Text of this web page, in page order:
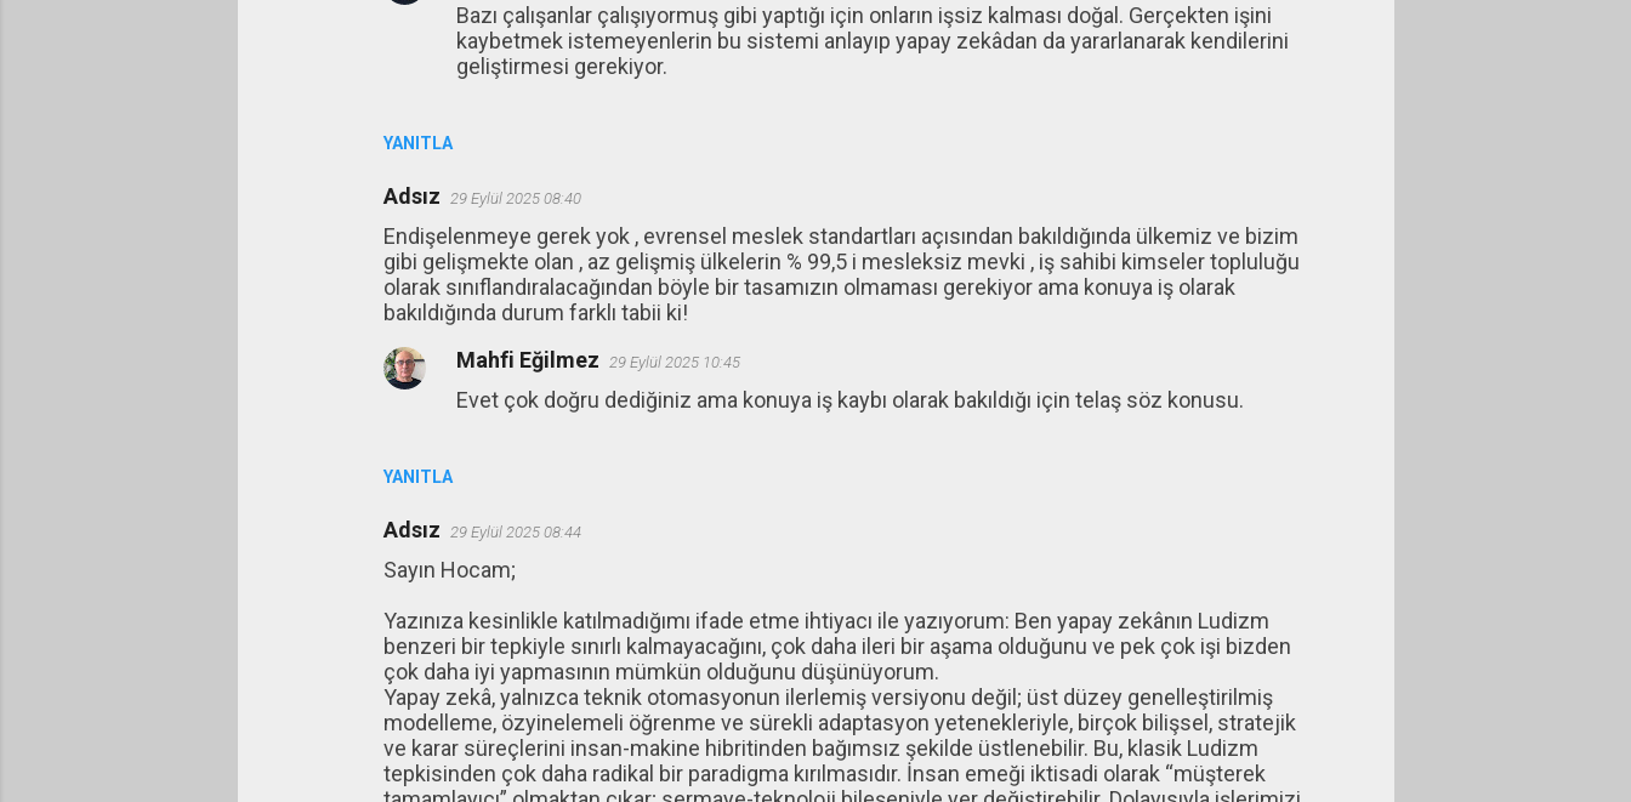
YANITLA
Bazı çalışanlar çalışıyormuş gibi yaptığı için onların işsiz kalması doğal. Gerçekten işini
kaybetmek istemeyenlerin bu sistemi anlayıp yapay zekâdan da yararlanarak kendilerini
geliştirmesi gerekiyor.
Adsız 29 Eylül 2025 08:40
Endişelenmeye gerek yok , evrensel meslek standartları açısından bakıldığında ülkemiz ve bizim
gibi gelişmekte olan , az gelişmiş ülkelerin % 99,5 i mesleksiz mevki , iş sahibi kimseler topluluğu
olarak sınıflandıralacağından böyle bir tasamızın olmaması gerekiyor ama konuya iş olarak
bakıldığında durum farklı tabii ki!
YANITLA
Mahfi Eğilmez 29 Eylül 2025 10:45
Evet çok doğru dediğiniz ama konuya iş kaybı olarak bakıldığı için telaş söz konusu.
Adsız 29 Eylül 2025 08:44
Sayın Hocam;
Yazınıza kesinlikle katılmadığımı ifade etme ihtiyacı ile yazıyorum: Ben yapay zekânın Ludizm
benzeri bir tepkiyle sınırlı kalmayacağını, çok daha ileri bir aşama olduğunu ve pek çok işi bizden
çok daha iyi yapmasının mümkün olduğunu düşünüyorum.
Yapay zekâ, yalnızca teknik otomasyonun ilerlemiş versiyonu değil; üst düzey genelleştirilmiş
modelleme, özyinelemeli öğrenme ve sürekli adaptasyon yetenekleriyle, birçok bilişsel, stratejik
ve karar süreçlerini insan-makine hibritinden bağımsız şekilde üstlenebilir. Bu, klasik Ludizm
tepkisinden çok daha radikal bir paradigma kırılmasıdır. İnsan emeği iktisadi olarak “müşterek